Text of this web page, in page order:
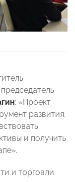
: «Проект
развития.
и получить
и торговли